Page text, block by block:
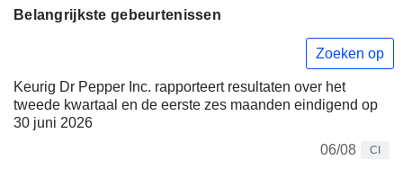
Belangrijkste gebeurtenissen
Zoeken op
Keurig Dr Pepper Inc. rapporteert resultaten over het
tweede kwartaal en de eerste zes maanden eindigend op
30 juni 2026
06/08
CI